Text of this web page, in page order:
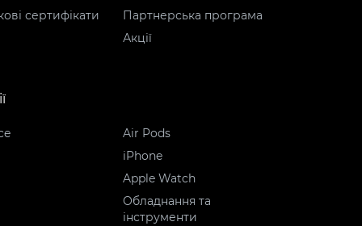
сертифікати
Партнерська програма
Акції
Air Pods
iPhone
Apple Watch
Обладнання та
інструменти